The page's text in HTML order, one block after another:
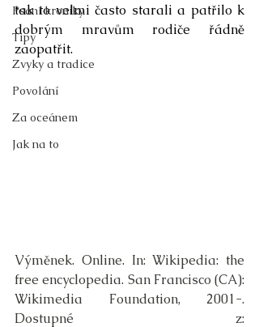
Psaní kroniky
Tipy
Zvyky a tradice
Povolání
Za oceánem
Jak na to
tak to velmi často starali a patřilo k
dobrým mravům rodiče řádně
zaopatřit.
Výměnek. Online. In: Wikipedia: the
free encyclopedia. San Francisco (CA):
Wikimedia Foundation, 2001-.